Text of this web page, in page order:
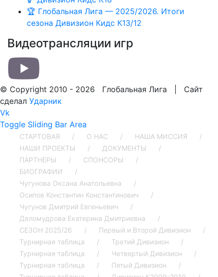
🏆 Глобальная Лига — 2025/2026. Итоги
сезона Дивизион Кидс К13/12
Видеотрансляции игр
© Copyright 2010 - 2026 Глобальная Лига | Сайт
сделал Ударник
Vk
Toggle Sliding Bar Area
СТАРТОВАЯ О НАС
НАША МИССИЯ
НАШИ ПРОЕКТЫ
ДОКУМЕНТЫ
ПАРТНЕРЫ
СПОНСОРЫ
БИОГРАФИИ
Чугунова Оксана Анатольевна
Осипов Константин Константинович
Чугунов Дмитрий Евгеньевич
Деломудрова Екатерина Дмитриевна
СЕЗОН 2025/26
Первый и Второй Дивизион
Турнирная таблица
Третий Дивизион
Турнирная таблица
Четвертый Дивизион
Турнирная таблица
Пятый Дивизион